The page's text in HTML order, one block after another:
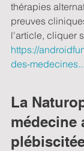
thérapies
preuves
l'article, cliquer
https://
des-
La
médecine